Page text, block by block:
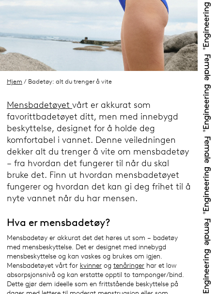
Hjem / Badetøy: alt du trenger å vite
Mensbadetøyet vårt er akkurat som
favorittbadetøyet ditt, men med innebygd
beskyttelse, designet for å holde deg
komfortabel i vannet. Denne veiledningen
dekker alt du trenger å vite om mensbadetøy
– fra hvordan det fungerer til når du skal
bruke det. Finn ut hvordan mensbadetøyet
fungerer og hvordan det kan gi deg frihet til å
nyte vannet når du har mensen.
Hva er mensbadetøy?
Mensbadetøy er akkurat det det høres ut som – badetøy
med mensbeskyttelse. Det er designet med innebygd
mensbeskyttelse og kan vaskes og brukes om igjen.
Mensbadetøyet vårt for kvinner og tenåringer har et low
absorpsjonsnivå og kan erstatte opptil to tamponger/bind.
Dette gjør dem ideelle som en frittstående beskyttelse på